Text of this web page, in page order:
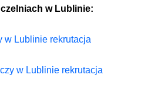
w Lublinie:
w Lublinie rekrutacja
w Lublinie rekrutacja